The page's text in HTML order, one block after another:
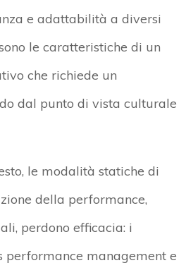
e adattabilità a diversi
le caratteristiche di un
che richiede un
dal punto di vista culturale
le modalità statiche di
della performance,
perdono efficacia: i
performance management e